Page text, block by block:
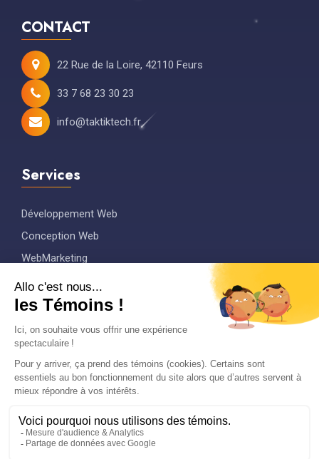
Services
Développement Web
Conception Web
WebMarketing
Graphisme
Maintenance
Conseil
CONTACT
22 Rue de la Loire, 42110 Feurs
33 7 68 23 30 23
info@taktiktech.fr
Copyright © 2021Agence Web et Marketing
DigitaleTaktikTech à Forez